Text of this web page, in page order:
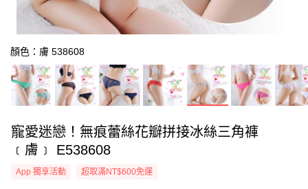
顏色：膚 538608
寵愛迷戀！無痕蕾絲花瓣拼接冰絲三角褲
﹝膚﹞ E538608
App 獨享活動 超取滿NT$600免運